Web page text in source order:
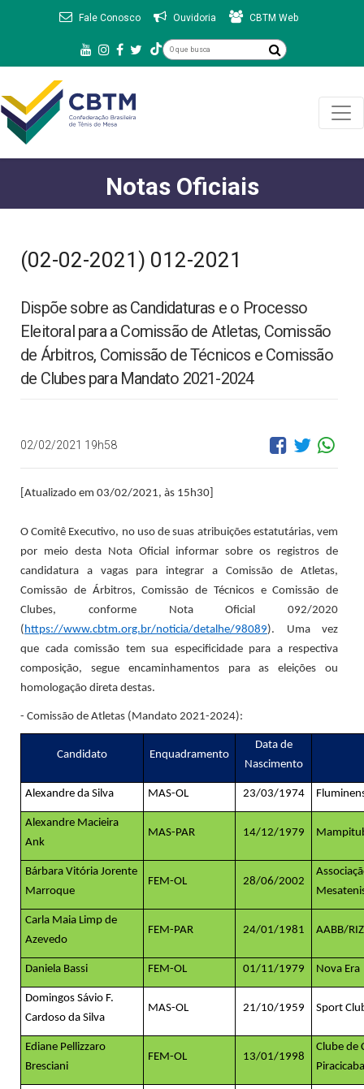
Fale Conosco Ouvidoria CBTM Web
Notas Oficiais
(02-02-2021) 012-2021
Dispõe sobre as Candidaturas e o Processo
Eleitoral para a Comissão de Atletas, Comissão
de Árbitros, Comissão de Técnicos e Comissão
de Clubes para Mandato 2021-2024
02/02/2021 19h58
[Atualizado em 03/02/2021, às 15h30]
O Comitê Executivo, no uso de suas atribuições estatutárias, vem
por meio desta Nota Oficial informar sobre os registros de
candidatura a vagas para integrar a Comissão de Atletas,
Comissão de Árbitros, Comissão de Técnicos e Comissão de
Clubes, conforme Nota Oficial 092/2020
(https://www.cbtm.org.br/noticia/detalhe/98089). Uma vez
que cada comissão tem sua especificidade para a respectiva
composição, segue encaminhamentos para as eleições ou
homologação direta destas.
- Comissão de Atletas (Mandato 2021-2024):
Candidato Enquadramento
Data de
Nascimento
Alexandre da Silva MAS-OL 23/03/1974
Alexandre Macieira
Ank
MAS-PAR 14/12/1979
Bárbara Vitória Jorente
Marroque
FEM-OL 28/06/2002
Carla Maia Limp de
Azevedo
FEM-PAR 24/01/1981 AABB/
Daniela Bassi FEM-OL 01/11/1979 Nova Era
Domingos Sávio F.
Cardoso da Silva
MAS-OL 21/10/1959 Sport
Ediane Pellizzaro
Bresciani
FEM-OL 13/01/1998
Clube de